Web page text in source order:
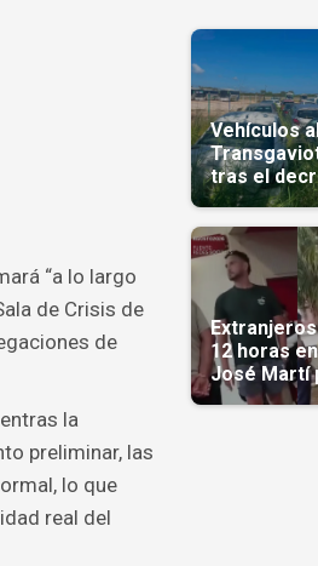
“a lo largo
de Crisis de
de
la
preliminar, las
lo que
real del
Vehículos
tras el
su
12 horas
José Martí
reservado